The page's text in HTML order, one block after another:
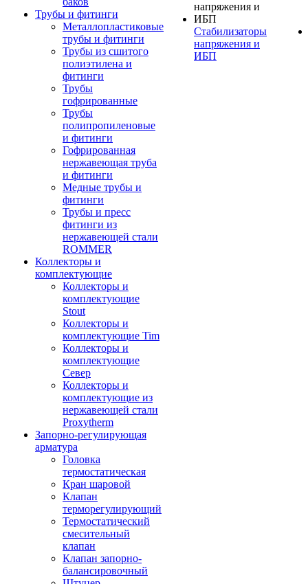
Трубы и фитинги
Металлопластиковые
трубы и фитинги
Трубы из сшитого
полиэтилена и
фитинги
Трубы
гофрированные
Трубы
полипропиленовые
и фитинги
Гофрированная
нержавеющая труба
и фитинги
Медные трубы и
фитинги
Трубы и пресс
фитинги из
нержавеющей стали
ROMMER
Коллекторы и
комплектующие
Коллекторы и
комплектующие
Stout
Коллекторы и
комплектующие Tim
Коллекторы и
комплектующие
Север
Коллекторы и
комплектующие из
нержавеющей стали
Proxytherm
Запорно-регулирующая
арматура
Головка
термостатическая
Кран шаровой
Клапан
терморегулирующий
Термостатический
смесительный
клапан
Клапан запорно-
балансировочный
Стабилизаторы
напряжения и
ИБП